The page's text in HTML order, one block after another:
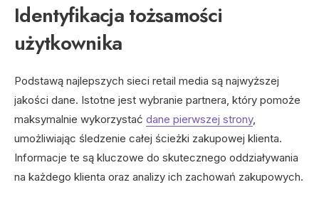
Identyfikacja tożsamości
użytkownika
Podstawą najlepszych sieci retail media są najwyższej
jakości dane. Istotne jest wybranie partnera, który pomoże
maksymalnie wykorzystać dane pierwszej strony,
umożliwiając śledzenie całej ścieżki zakupowej klienta.
Informacje te są kluczowe do skutecznego oddziaływania
na każdego klienta oraz analizy ich zachowań zakupowych.